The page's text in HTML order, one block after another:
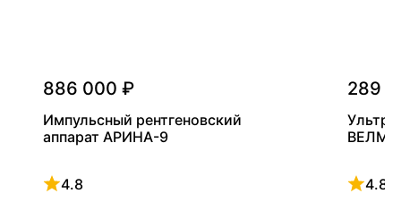
886 000 ₽
Импульсный рентгеновский
аппарат АРИНА-9
4.8
Рейтинг 4.8 из 5
289
4.8